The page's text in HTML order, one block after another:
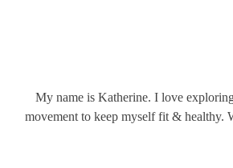
My name is Katherine. I love
movement to keep myself fit & healthy.